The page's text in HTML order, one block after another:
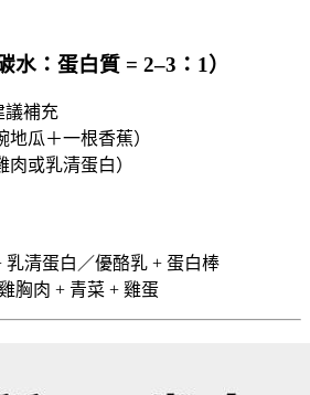
水：蛋白質 = 2–3：1）
議補充
地瓜＋一根香蕉）
或乳清蛋白）
乳清蛋白／優酪乳 + 蛋白棒
胸肉 + 青菜 + 雞蛋